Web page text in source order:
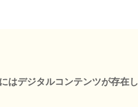
はデジタルコンテンツが存在し